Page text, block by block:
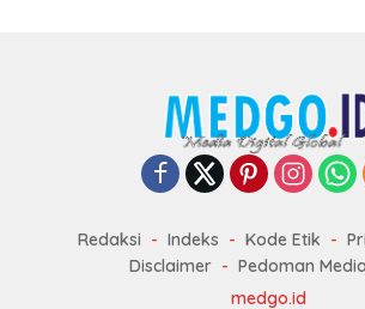
Redaksi Indeks Kode Etik
Disclaimer
Pedoman
medgo.id